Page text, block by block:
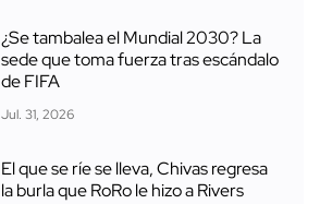
¿Se tambalea el Mundial 2030? La
sede que toma fuerza tras escándalo
de FIFA
Jul. 31, 2026
El que se ríe se lleva, Chivas regresa
la burla que RoRo le hizo a Rivers